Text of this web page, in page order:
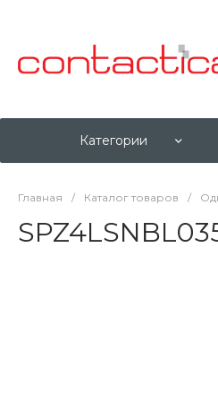
Категории
Главная / Каталог товаров /